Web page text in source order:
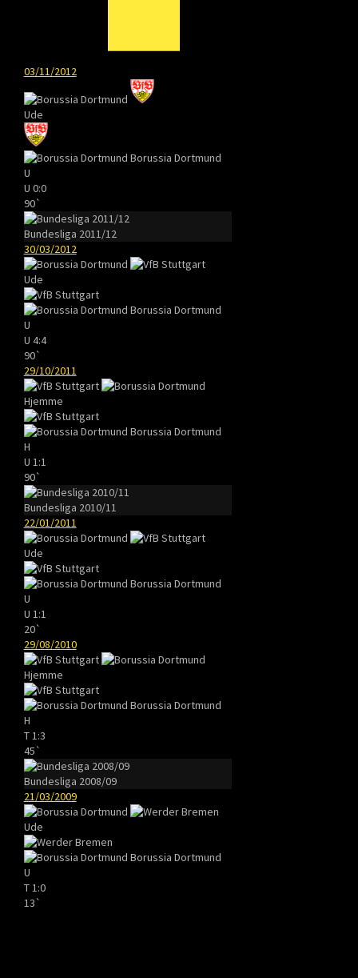
03/11/2012
Ude
Borussia Dortmund
U
U 0:0
90`
Bundesliga 2011/12
30/03/2012
Ude
Borussia Dortmund
U
U 4:4
90`
29/10/2011
Hjemme
Borussia Dortmund
H
U 1:1
90`
Bundesliga 2010/11
22/01/2011
Ude
Borussia Dortmund
U
U 1:1
20`
29/08/2010
Hjemme
Borussia Dortmund
H
T 1:3
45`
Bundesliga 2008/09
21/03/2009
Ude
Borussia Dortmund
U
T 1:0
13`